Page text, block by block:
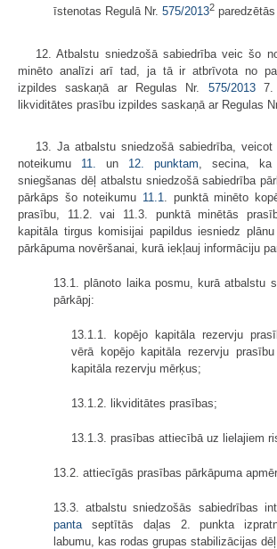
īstenotas Regulā Nr. 575/20132
12. Atbalstu sniedzošā sabiedrība veic šo
minēto analīzi arī tad, ja tā ir atbrīvota no
izpildes saskaņā ar Regulas Nr. 575/20137.
likviditātes prasību izpildes saskaņā ar Regulas
13. Ja atbalstu sniedzošā sabiedrība,
noteikumu 11. un 12. punktam , secina, ka
sniegšanas dēļ atbalstu sniedzošā sabiedrība
pārkāps šo noteikumu 11.1
. punktā minēto
prasību, 11.2. vai 11.3. punktā minētās
kapitāla tirgus komisijai papildus iesniedz
pārkāpuma novēršanai, kurā iekļauj informāciju
13.1. plānoto laika posmu, kurā atbalstu
pārkāpj:
13.1.1. kopējo kapitāla rezervju
vērā kopējo kapitāla rezervju
kapitāla rezervju mērķus;
13.1.2. likviditātes prasības;
13.1.3. prasības attiecībā uz lielajiem
13.2. attiecīgās prasības pārkāpuma
13.3. atbalstu sniedzošās sabiedrības
panta septītās daļas 2. punkta
labumu, kas rodas grupas stabilizācijas